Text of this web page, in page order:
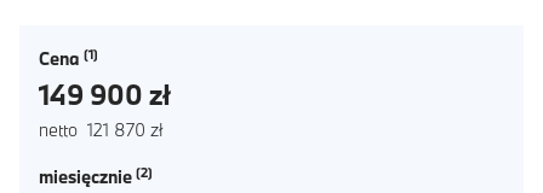
Cena
149 900 zł
netto 121 870 zł
miesięcznie